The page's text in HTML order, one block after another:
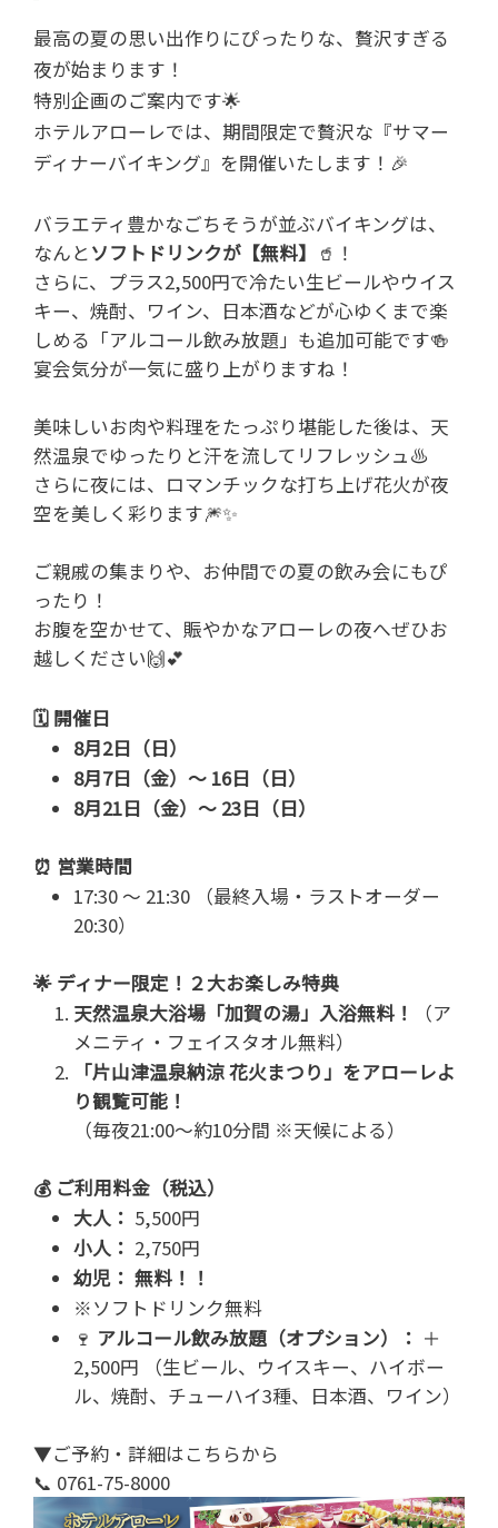
最高の夏の思い出作りにぴったりな、贅沢すぎる
夜が始まります！
特別企画のご案内です🌟
ホテルアローレでは、期間限定で贅沢な『サマー
ディナーバイキング』を開催いたします！🎉
バラエティ豊かなごちそうが並ぶバイキングは、
なんとソフトドリンクが【無料】 🥤！
さらに、プラス2,500円で冷たい生ビールやウイス
キー、焼酎、ワイン、日本酒などが心ゆくまで楽
しめる「アルコール飲み放題」も追加可能です🍻
宴会気分が一気に盛り上がりますね！
美味しいお肉や料理をたっぷり堪能した後は、天
然温泉でゆったりと汗を流してリフレッシュ♨️
さらに夜には、ロマンチックな打ち上げ花火が夜
空を美しく彩ります🎆✨
ご親戚の集まりや、お仲間での夏の飲み会にもぴ
ったり！
お腹を空かせて、賑やかなアローレの夜へぜひお
越しください🙌💕
🗓️ 開催日
8月2日（日）
8月7日（金）～ 16日（日）
8月21日（金）～ 23日（日）
⏰ 営業時間
17:30 ～ 21:30 （最終入場・ラストオーダー
20:30）
🌟 ディナー限定！２大お楽しみ特典
天然温泉大浴場「加賀の湯」入浴無料！
（ア
メニティ・フェイスタオル無料）
「片山津温泉納涼 花火まつり」をアローレよ
り観覧可能！
（毎夜21:00～約10分間 ※天候による）
💰 ご利用料金（税込）
大人： 5,500円
小人： 2,750円
幼児： 無料！！
※ソフトドリンク無料
🍷 アルコール飲み放題（オプション）： ＋
2,500円 （生ビール、ウイスキー、ハイボー
ル、焼酎、チューハイ3種、日本酒、ワイン）
▼ご予約・詳細はこちらから
📞 0761-75-8000